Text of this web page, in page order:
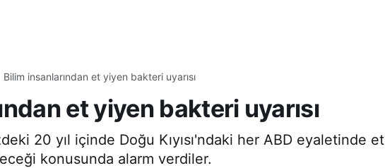
Bilim insanlarından et yiyen bakteri uyarısı
et yiyen bakteri uyarısı
20 yıl içinde Doğu Kıyısı'ndaki her ABD eyaletinde et
konusunda alarm verdiler.